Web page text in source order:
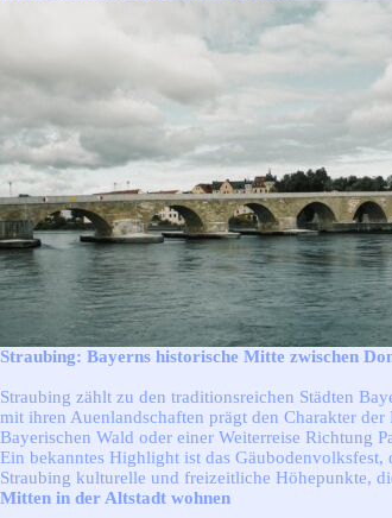
Straubing: Bayerns historische Mitte zwischen
Straubing zählt zu den traditionsreichen Städten
mit ihren Auenlandschaften prägt den Charakter
Bayerischen Wald oder einer Weiterreise Richtung
Ein bekanntes Highlight ist das
Straubing kulturelle und freizeitliche Höhepunkte,
Mitten in der Altstadt wohnen